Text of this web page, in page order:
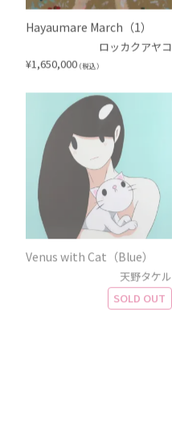
Hayaumare March（1）
ロッカクアヤコ
¥1,650,000 （税込）
Venus with Cat（Blue）
天野タケル
SOLD OUT